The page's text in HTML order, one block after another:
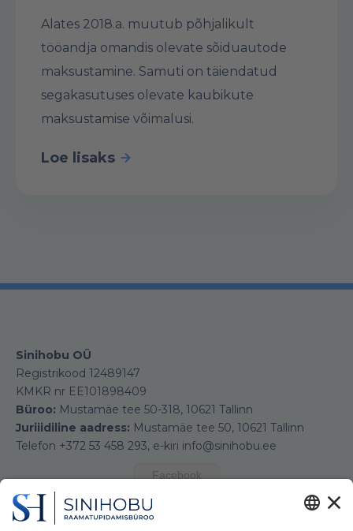
Alates 2018.a. muutub põhjalikult
tööandja omandis olevate sõiduautode
maksustamine. Samuti on täiendatud
segakasutuses olevate kaubikute
maksustamise võimalusi.
Loe lisaks
Sinihobu OÜ
Registrikood 12489147
KMKR nr EE101898409
Büroo: Mustamäe tee 50-318, 10621 Tallinn
Juriiidiline aadress: Mustamäe tee 50, 10621 Tallinn
Telefon +372 53 458 293, e-kiri info@sinihobu.ee
Facebook